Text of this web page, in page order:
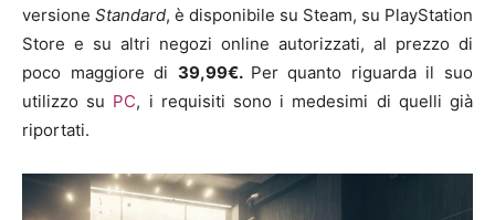
versione Standard, è disponibile su Steam, su PlayStation
Store e su altri negozi online autorizzati, al prezzo di
poco maggiore di 39,99€. Per quanto riguarda il suo
utilizzo su PC, i requisiti sono i medesimi di quelli già
riportati.